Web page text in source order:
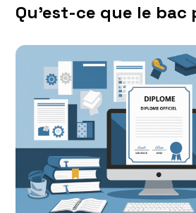
Qu’est-ce que le bac